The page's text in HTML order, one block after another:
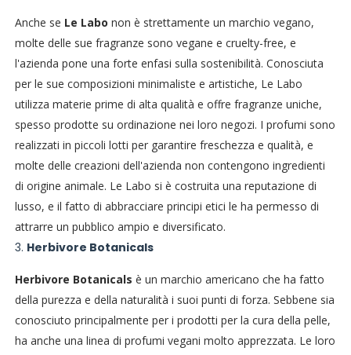
Anche se Le Labo non è strettamente un marchio vegano,
molte delle sue fragranze sono vegane e cruelty-free, e
l'azienda pone una forte enfasi sulla sostenibilità. Conosciuta
per le sue composizioni minimaliste e artistiche, Le Labo
utilizza materie prime di alta qualità e offre fragranze uniche,
spesso prodotte su ordinazione nei loro negozi. I profumi sono
realizzati in piccoli lotti per garantire freschezza e qualità, e
molte delle creazioni dell'azienda non contengono ingredienti
di origine animale. Le Labo si è costruita una reputazione di
lusso, e il fatto di abbracciare principi etici le ha permesso di
attrarre un pubblico ampio e diversificato.
3. Herbivore Botanicals
Herbivore Botanicals è un marchio americano che ha fatto
della purezza e della naturalità i suoi punti di forza. Sebbene sia
conosciuto principalmente per i prodotti per la cura della pelle,
ha anche una linea di profumi vegani molto apprezzata. Le loro